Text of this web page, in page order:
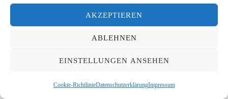
AKZEPTIEREN
ABLEHNEN
EINSTELLUNGEN ANSEHEN
Cookie-RichtlinieDatenschutzerklärungImpressum
im Christentum. Das geht die ganze Zeit hin und her in
seinem oszillierenden Spiel. Auch die Menschen, die
spiegeln sich einander. Es ist kein Zufall, dass einige
verfasst sind, einer Freundin oder Geliebten, die er